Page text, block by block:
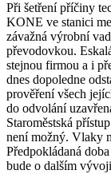
Při šetření příčiny
KONE ve stanici
závažná výrobní
převodovkou.
stejnou firmou a i
dnes dopoledne
prověření všech
do odvolání
Staroměstská
není možný. Vlaky
Předpokládaná
bude o dalším